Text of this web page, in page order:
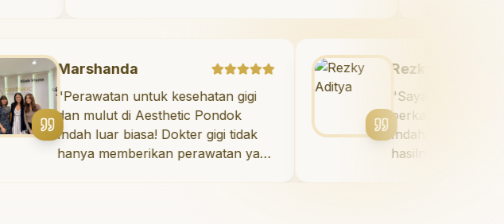
mengedukasi saya mengenai teknik
perawatan dan pembersihan gigi
yang tepat. Sangat
direkomendasikan!
Marshanda
"Perawatan untuk kesehatan gigi
dan mulut di Aesthetic Pondok
Indah luar biasa! Dokter gigi tidak
hanya memberikan perawatan yang
Rezky Aditya
"Saya menyukai senyum
berkat veneer di Aesthetic
Indah! Timnya luar biasa,
hasilnya melebihi